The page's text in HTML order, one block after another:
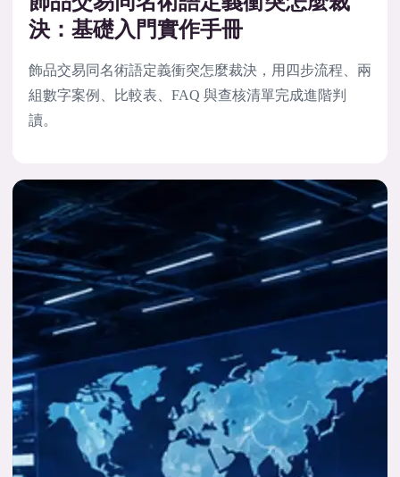
決：基礎入門實作手冊
飾品交易同名術語定義衝突怎麼裁決，用四步流程、兩
組數字案例、比較表、FAQ 與查核清單完成進階判
讀。